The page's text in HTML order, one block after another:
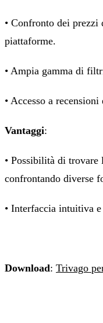
• Confronto dei prezzi
piattaforme.
• Ampia gamma di
• Accesso a
Vantaggi:
• Possibilità di trovare
confrontando diverse
• Interfaccia intuitiva
Download: Trivago